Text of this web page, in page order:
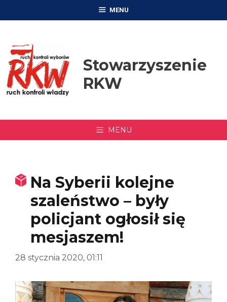
MENU
Stowarzyszenie
RKW
MENU
Na Syberii kolejne
szaleństwo – były
policjant ogłosił się
mesjaszem!
28 stycznia 2020, 01:11